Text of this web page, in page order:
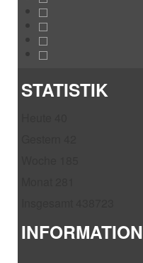
STATISTIK
INFORMATION